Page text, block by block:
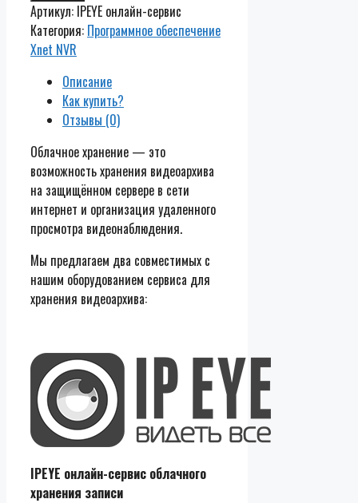
Артикул: IPEYE онлайн-сервис
Категория: Программное обеспечение
Xnet NVR
Описание
Как купить?
Отзывы (0)
Облачное хранение — это
возможность хранения видеоархива
на защищённом сервере в сети
интернет и организация удаленного
просмотра видеонаблюдения.
Мы предлагаем два совместимых с
нашим оборудованием сервиса для
хранения видеоархива:
IPEYE онлайн-сервис облачного
хранения записи